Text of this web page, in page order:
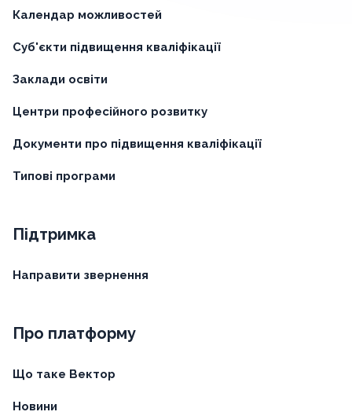
Календар можливостей
Суб'єкти підвищення кваліфікації
Заклади освіти
Центри професійного розвитку
Документи про підвищення кваліфікації
Типові програми
Підтримка
Направити звернення
Про платформу
Що таке Вектор
Новини